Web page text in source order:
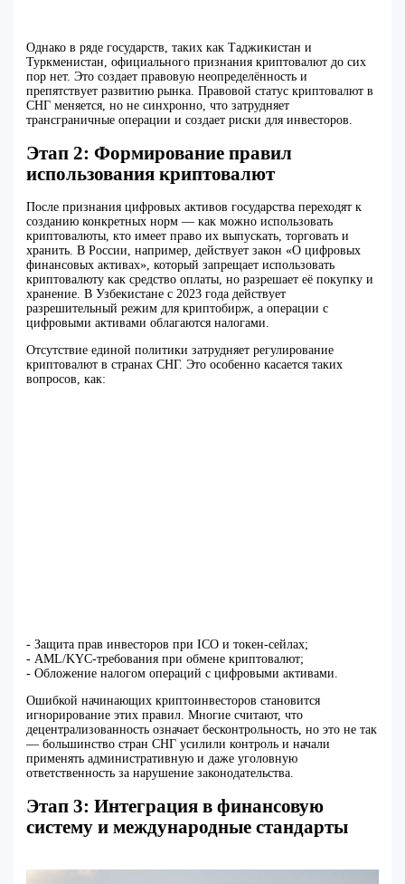
Однако в ряде государств, таких как Таджикистан и
Туркменистан, официального признания криптовалют до сих
пор нет. Это создает правовую неопределённость и
препятствует развитию рынка. Правовой статус криптовалют в
СНГ меняется, но не синхронно, что затрудняет
трансграничные операции и создает риски для инвесторов.
Этап 2: Формирование правил
использования криптовалют
После признания цифровых активов государства переходят к
созданию конкретных норм — как можно использовать
криптовалюты, кто имеет право их выпускать, торговать и
хранить. В России, например, действует закон «О цифровых
финансовых активах», который запрещает использовать
криптовалюту как средство оплаты, но разрешает её покупку и
хранение. В Узбекистане с 2023 года действует
разрешительный режим для криптобирж, а операции с
цифровыми активами облагаются налогами.
Отсутствие единой политики затрудняет регулирование
криптовалют в странах СНГ. Это особенно касается таких
вопросов, как:
- Защита прав инвесторов при ICO и токен-сейлах;
- AML/KYC-требования при обмене криптовалют;
- Обложение налогом операций с цифровыми активами.
Ошибкой начинающих криптоинвесторов становится
игнорирование этих правил. Многие считают, что
децентрализованность означает бесконтрольность, но это не так
— большинство стран СНГ усилили контроль и начали
применять административную и даже уголовную
ответственность за нарушение законодательства.
Этап 3: Интеграция в финансовую
систему и международные стандарты